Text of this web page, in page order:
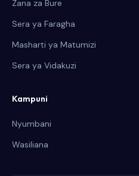
Zana za Bure
Sera ya Faragha
Masharti ya Matumizi
Sera ya Vidakuzi
Kampuni
Nyumbani
Wasiliana